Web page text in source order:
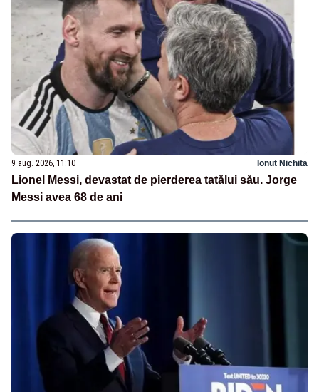
9 aug. 2026, 11:10 Ionuț Nichita
Lionel Messi, devastat de pierderea tatălui său. Jorge
Messi avea 68 de ani